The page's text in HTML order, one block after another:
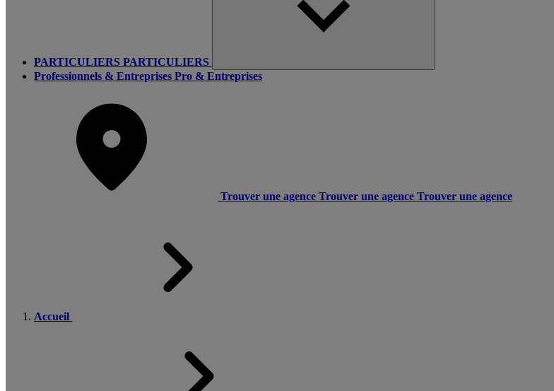
PARTICULIERS PARTICULIERS
Professionnels & Entreprises Pro & Entreprises
Trouver une agence Trouver une agence Trouver une agence
Accueil